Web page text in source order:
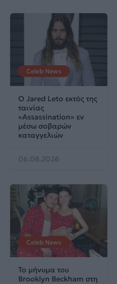
Celeb News
Ο Jared Leto εκτός της
ταινίας
«Assassination» εν
μέσω σοβαρών
καταγγελιών
06.08.2026
Celeb News
Το μήνυμα του
Brooklyn Beckham στη